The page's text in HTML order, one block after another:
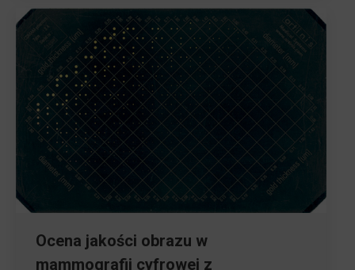
Ocena jakości obrazu w
mammografii cyfrowej z